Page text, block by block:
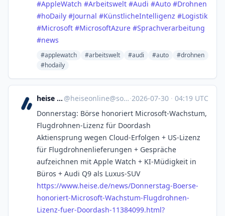
#AppleWatch #Arbeitswelt #Audi #Auto #Drohnen
#hoDaily #Journal #KünstlicheIntelligenz #Logistik
#Microsoft #MicrosoftAzure #Sprachverarbeitung
#news
#applewatch #arbeitswelt #audi #auto
#drohnen
#hodaily
heise online @heiseonline@social.heise.de ·2026-07-30 · 04:19 UTC
Donnerstag: Börse honoriert Microsoft-Wachstum,
Flugdrohnen-Lizenz für Doordash
Aktiensprung wegen Cloud-Erfolgen + US-Lizenz
für Flugdrohnenlieferungen + Gespräche
aufzeichnen mit Apple Watch + KI-Müdigkeit in
Büros + Audi Q9 als Luxus-SUV
https://www.heise.de/news/Donnerstag-Boerse-
honoriert-Microsoft-Wachstum-Flugdrohnen-
Lizenz-fuer-Doordash-11384099.html?